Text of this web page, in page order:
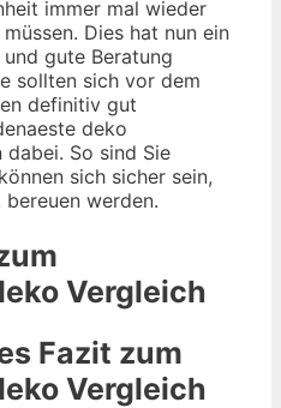
immer mal wieder
Dies hat nun ein
gute Beratung
sollten sich vor dem
definitiv gut
deko
So sind Sie
sich sicher sein,
werden.
Vergleich
Fazit zum
Vergleich